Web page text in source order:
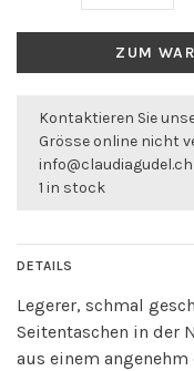
ZUM
Kontaktieren Sie
Grösse online nicht
info@claudiagudel.ch
1 in stock
DETAILS
Legerer, schmal
Seitentaschen in der
aus einem